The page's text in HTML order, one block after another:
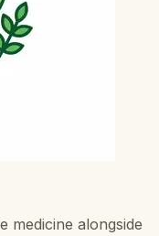
medicine alongside